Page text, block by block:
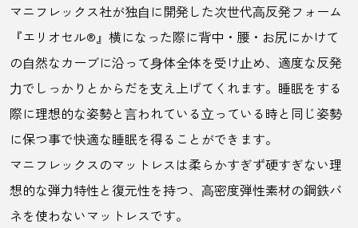
マニフレックス社が独⾃に開発した次世代⾼反発フォーム
『エリオセル®』横になった際に背中・腰・お尻にかけて
の⾃然なカーブに沿って⾝体全体を受け⽌め、適度な反発
⼒でしっかりとからだを⽀え上げてくれます。睡眠をする
際に理想的な姿勢と⾔われている⽴っている時と同じ姿勢
に保つ事で快適な睡眠を得ることができます。
マニフレックスのマットレスは柔らかすぎず硬すぎない理
想的な弾⼒特性と復元性を持つ、⾼密度弾性素材の鋼鉄バ
ネを使わないマットレスです。